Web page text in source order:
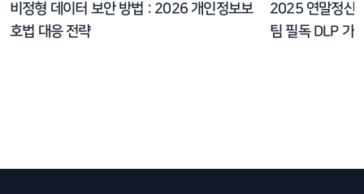
비정형 데이터 보안 방법 : 2026 개인정보보
호법 대응 전략
2025 연말정산
팀 필독 DLP 가